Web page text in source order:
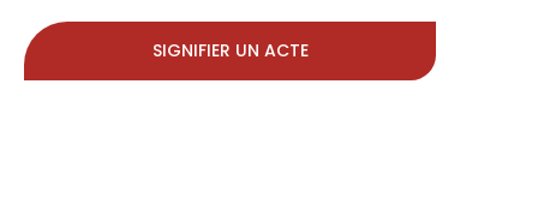
SIGNIFIER UN ACTE